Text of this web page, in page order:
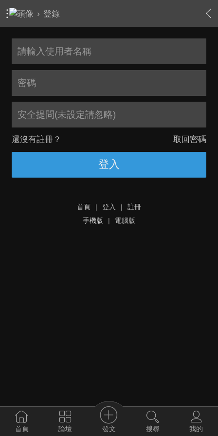
› 登錄
安全提問(未設定請忽略)
還沒有註冊？ 取回密碼
登入
首頁 | 登入 |
註冊
手機版
| 電腦版
首頁 論壇 發文 搜尋 我的